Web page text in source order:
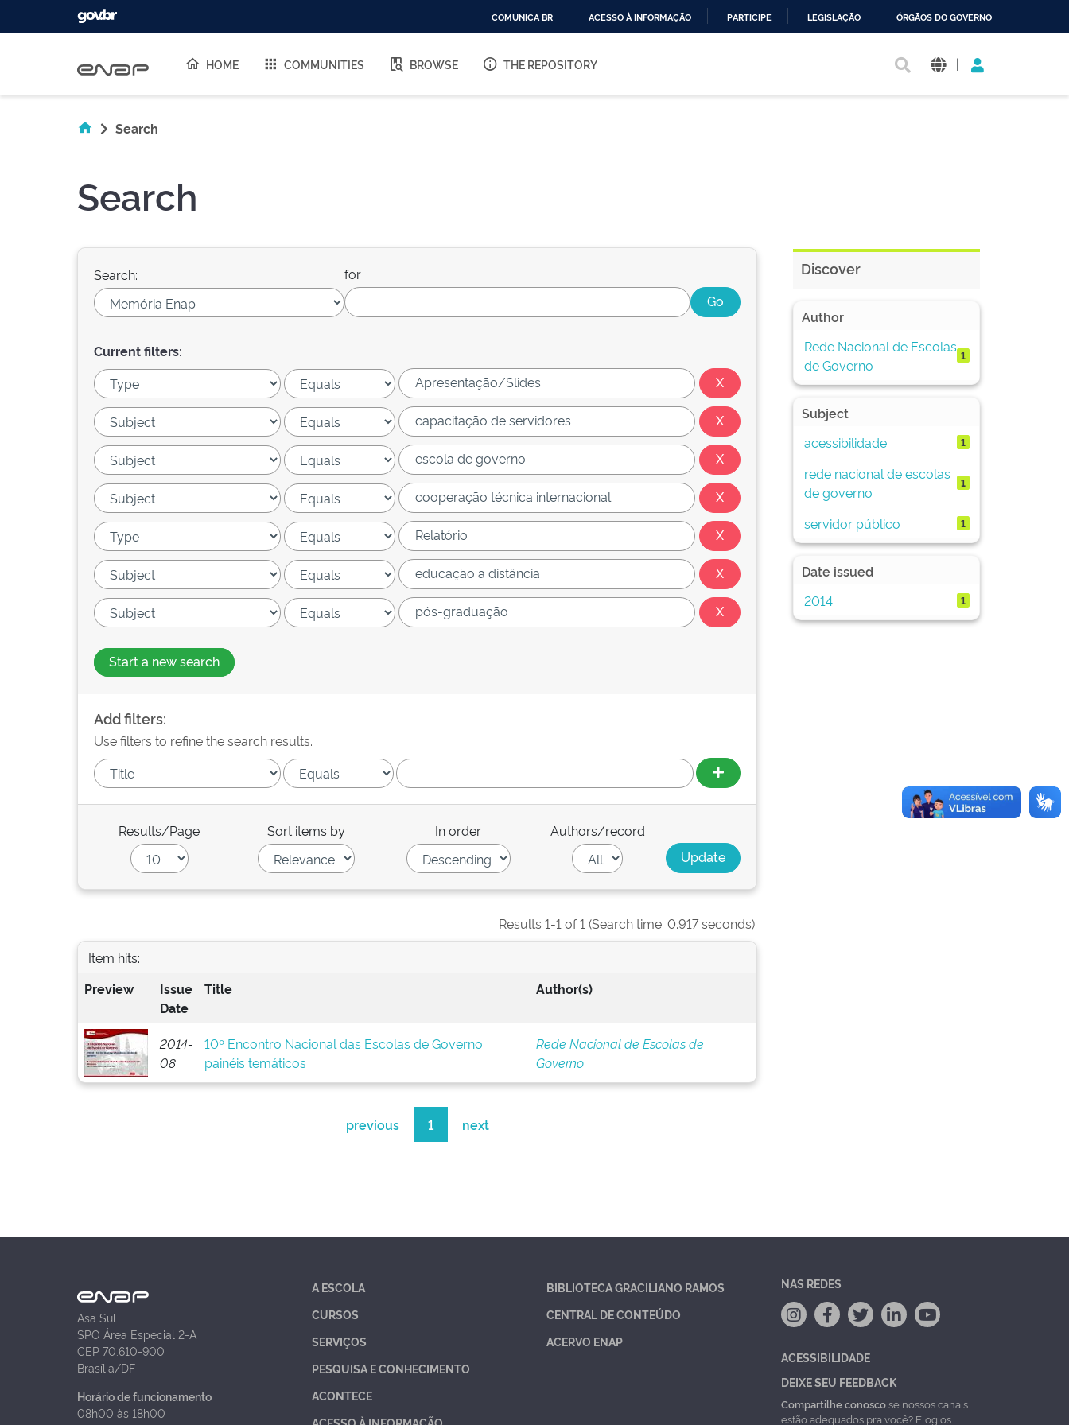
O
COMUNICA BR ACESSO À INFORMAÇÃO PARTICIPE LEGISLAÇÃO ÓRGÃOS DO GOVERNO
HOME COMMUNITIES BROWSE THE REPOSITORY |
Search
Search
Search: for
Current filters:
Start a new search
Add filters:
Use filters to refine the search results.
Results/Page Sort items by In order Authors/record
Results 1-1 of 1 (Search time: 0.917 seconds).
Item hits:
Preview
Issue
Date
Title Author(s)
2014-
08
10º Encontro Nacional das Escolas de Governo:
painéis temáticos
Rede Nacional de Escolas de
Governo
previous 1 next
Discover
Author
Rede Nacional de Escolas
de Governo
1
Subject
acessibilidade
1
rede nacional de escolas
de governo
1
servidor público 1
Date issued
2014
1
Asa Sul
SPO Área Especial 2-A
CEP 70.610-900
Brasília/DF
Horário de funcionamento
08h00 às 18h00
A ESCOLA
CURSOS
SERVIÇOS
PESQUISA E CONHECIMENTO
ACONTECE
BIBLIOTECA GRACILIANO RAMOS
CENTRAL DE CONTEÚDO
ACERVO ENAP
NAS REDES
ACESSIBILIDADE
DEIXE SEU FEEDBACK
Compartilhe conoscose nossos canais
estão adequados pra você? Elogios